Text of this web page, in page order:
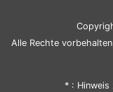
Alle Rechte
* : Hinweis